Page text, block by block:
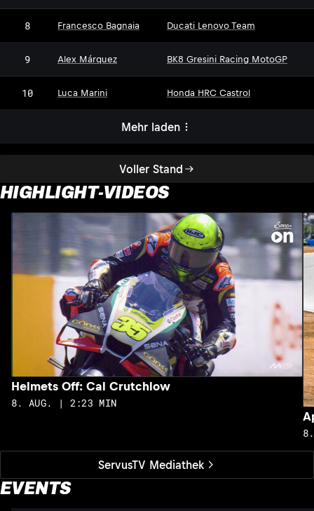
Voller Stand
8 Francesco Bagnaia Ducati Lenovo Team
9 Alex Márquez BK8 Gresini Racing MotoGP
10 Luca Marini Honda HRC Castrol
Mehr laden
HIGHLIGHT-VIDEOS
ServusTV Mediathek
Helmets Off: Cal Crutchlow
8. AUG. | 2:23 MIN
EVENTS